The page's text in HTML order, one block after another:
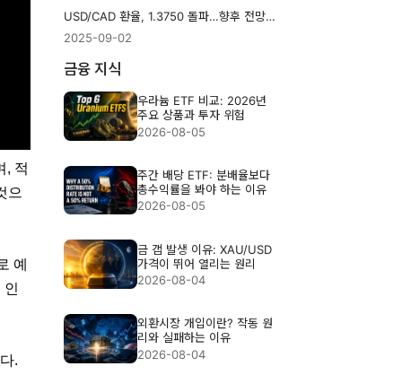
, 적
으
예
인
.
USD/CAD 환율, 1.3750 돌파…향후 전망은?
2025-09-02
금융 지식
우라늄 ETF 비교: 2026년
주요 상품과 투자 위험
2026-08-05
주간 배당 ETF: 분배율보다
총수익률을 봐야 하는 이유
2026-08-05
금 갭 발생 이유: XAU/USD
가격이 뛰어 열리는 원리
2026-08-04
외환시장 개입이란? 작동 원
리와 실패하는 이유
2026-08-04